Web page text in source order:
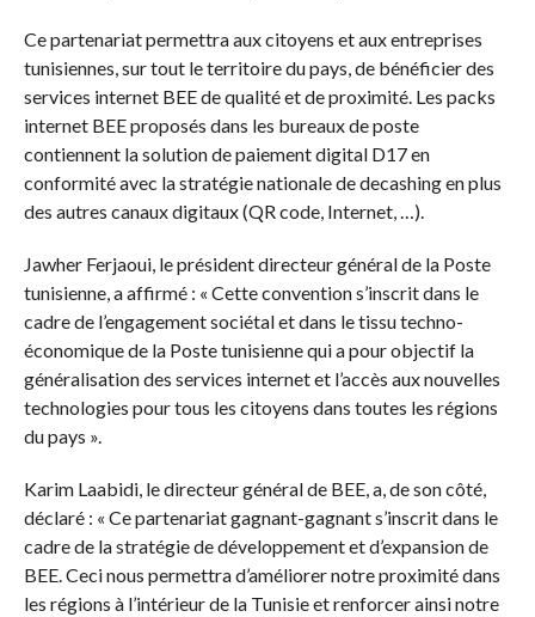
Ce partenariat permettra aux citoyens et aux entreprises
tunisiennes, sur tout le territoire du pays, de bénéficier des
services internet BEE de qualité et de proximité. Les packs
internet BEE proposés dans les bureaux de poste
contiennent la solution de paiement digital D17 en
conformité avec la stratégie nationale de decashing en plus
des autres canaux digitaux (QR code, Internet, …).
Jawher Ferjaoui, le président directeur général de la Poste
tunisienne, a affirmé : « Cette convention s’inscrit dans le
cadre de l’engagement sociétal et dans le tissu techno-
économique de la Poste tunisienne qui a pour objectif la
généralisation des services internet et l’accès aux nouvelles
technologies pour tous les citoyens dans toutes les régions
du pays ».
Karim Laabidi, le directeur général de BEE, a, de son côté,
déclaré : « Ce partenariat gagnant-gagnant s’inscrit dans le
cadre de la stratégie de développement et d’expansion de
BEE. Ceci nous permettra d’améliorer notre proximité dans
les régions à l’intérieur de la Tunisie et renforcer ainsi notre